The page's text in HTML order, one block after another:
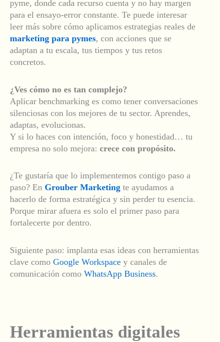
pyme, donde cada recurso cuenta y no hay margen
para el ensayo-error constante. Te puede interesar
leer más sobre cómo aplicamos estrategias reales de
marketing para pymes, con acciones que se
adaptan a tu escala, tus tiempos y tus retos
concretos.
¿Ves cómo no es tan complejo?
Aplicar benchmarking es como tener conversaciones
silenciosas con los mejores de tu sector. Aprendes,
adaptas, evolucionas.
Y si lo haces con intención, foco y honestidad… tu
empresa no solo mejora: crece con propósito.
¿Te gustaría que lo implementemos contigo paso a
paso? En Grouber Marketing te ayudamos a
hacerlo de forma estratégica y sin perder tu esencia.
Porque mirar afuera es solo el primer paso para
fortalecerte por dentro.
Siguiente paso: implanta esas ideas con herramientas
clave como Google Workspace y canales de
comunicación como WhatsApp Business.
Herramientas digitales